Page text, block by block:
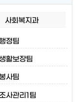
사회복지과
정팀
활보장팀
사팀
사관리1팀